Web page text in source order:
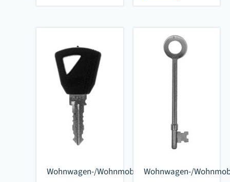
Wohnwagen-/Wohnmobilschlüssel
Wohnwagen-/